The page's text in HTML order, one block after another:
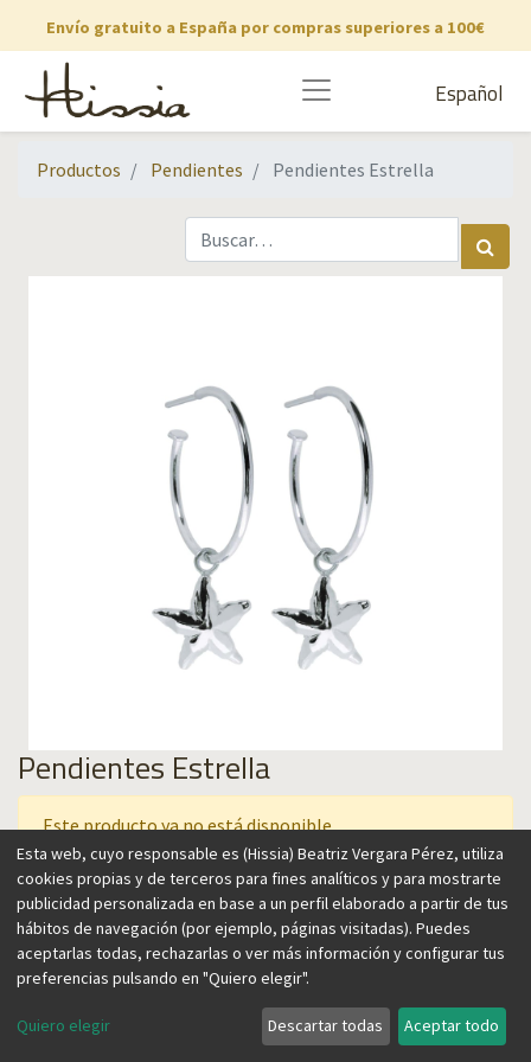
Envío gratuito a España por compras superiores a 100€
Español
Productos Pendientes Pendientes Estrella
Pendientes Estrella
Este producto ya no está disponible.
Argollas con un diseño inspirado en motivos marinos del
Océano Atlántico. Sus proporciones están diseñadas para
favorecer a quien las lleve al estilizar la cara y el cuello, y por
su movimiento balanceante.
Esta web, cuyo responsable es (Hissia) Beatriz Vergara Pérez, utiliza
cookies propias y de terceros para fines analíticos y para mostrarte
publicidad personalizada en base a un perfil elaborado a partir de tus
hábitos de navegación (por ejemplo, páginas visitadas). Puedes
aceptarlas todas, rechazarlas o ver más información y configurar tus
preferencias pulsando en "Quiero elegir".
Quiero elegir Descartar todas Aceptar todo